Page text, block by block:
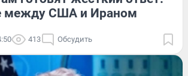
между США и Ираном
413 Обсудить